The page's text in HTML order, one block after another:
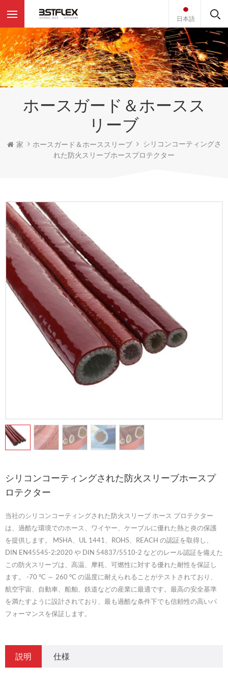
日本語
ホースガード＆ホースス
リーブ
家 ホースガード＆ホーススリーブ
シリコンコーティングさ
れた防火スリーブホースプロテクター
シリコンコーティングされた防火スリーブホースプ
ロテクター
当社のシリコンコーティングされた防火スリーブ ホース プロテクター
は、過酷な環境でのホース、ワイヤー、ケーブルに優れた熱と炎の保護
を提供します。 MSHA、UL 1441、ROHS、REACH の認証を取得し、
DIN EN45545-2:2020 や DIN 54837/5510-2 などのレール認証を備えた
この防火スリーブは、高温、摩耗、可燃性に対する優れた耐性を保証し
ます。 -70 °C ～ 260 °C の温度に耐えられることがテストされており、
航空宇宙、自動車、船舶、鉄道などの産業に最適です。最高の安全基準
を満たすように設計されており、最も過酷な条件下でも信頼性の高いパ
フォーマンスを保証します。
説明 仕様